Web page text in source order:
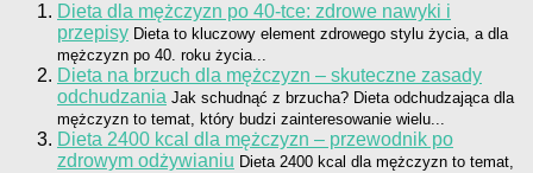
Dieta dla mężczyzn po 40-tce: zdrowe nawyki i
przepisy Dieta to kluczowy element zdrowego stylu życia, a dla
mężczyzn po 40. roku życia...
Dieta na brzuch dla mężczyzn – skuteczne zasady
odchudzania Jak schudnąć z brzucha? Dieta odchudzająca dla
mężczyzn to temat, który budzi zainteresowanie wielu...
Dieta 2400 kcal dla mężczyzn – przewodnik po
zdrowym odżywianiu Dieta 2400 kcal dla mężczyzn to temat,